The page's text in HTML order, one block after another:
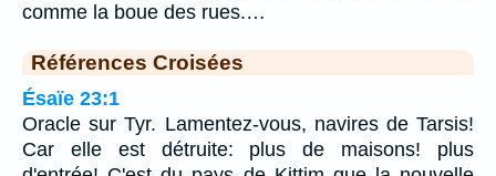
comme la boue des rues.…
Références Croisées
Ésaïe 23:1
Oracle sur Tyr. Lamentez-vous, navires de Tarsis!
Car elle est détruite: plus de maisons! plus